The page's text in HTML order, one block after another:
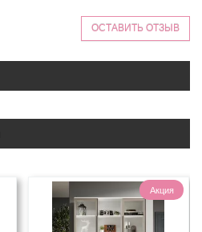
ОСТАВИТЬ ОТЗЫВ
Акция